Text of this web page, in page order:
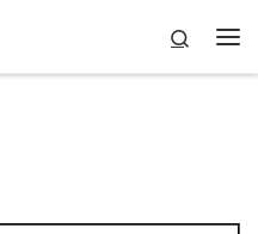
Search